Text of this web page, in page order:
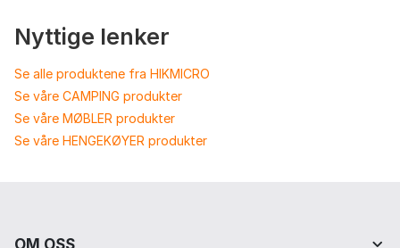
Nyttige lenker
Se alle produktene fra HIKMICRO
Se våre CAMPING produkter
Se våre MØBLER produkter
Se våre HENGEKØYER produkter